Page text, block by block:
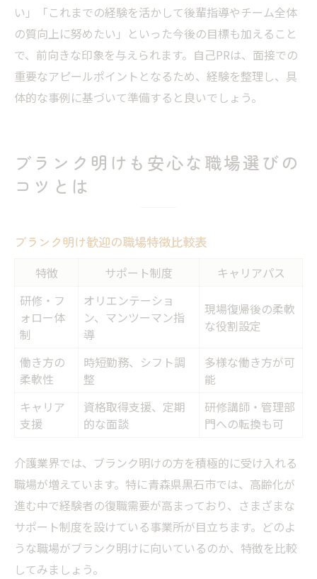
い」「これまでの経験を活かして後輩指導やチーム全体
の質向上に努めたい」といった今後の目標も加えること
で、前向きな印象を与えられます。自己PRは、面接での
重要なアピールポイントとなるため、経験を整理し、具
体的な事例に基づいて準備すると良いでしょう。
ブランク明けも安心な職場選びの
コツとは
ブランク明け歓迎の職場特徴比較表
特徴 サポート制度
キャリアパス
研修・フ
ォロー体
制
オリエンテーショ
ン、マンツーマン指
導
現場復帰後の柔軟
な役割設定
働き方の
柔軟性
時短勤務、シフト調
整
多様な働き方が可
能
キャリア
支援
資格取得支援、定期
的な面談
研修講師・管理部
門への転換も可
介護業界では、ブランク明けの方を積極的に受け入れる
職場が増えています。特に青森県黒石市では、高齢化が
進む中で経験者の復職需要が高まっており、さまざまな
サポート制度を設けている事業所が目立ちます。どのよ
うな職場がブランク明けに向いているのか、特徴を比較
してみましょう。